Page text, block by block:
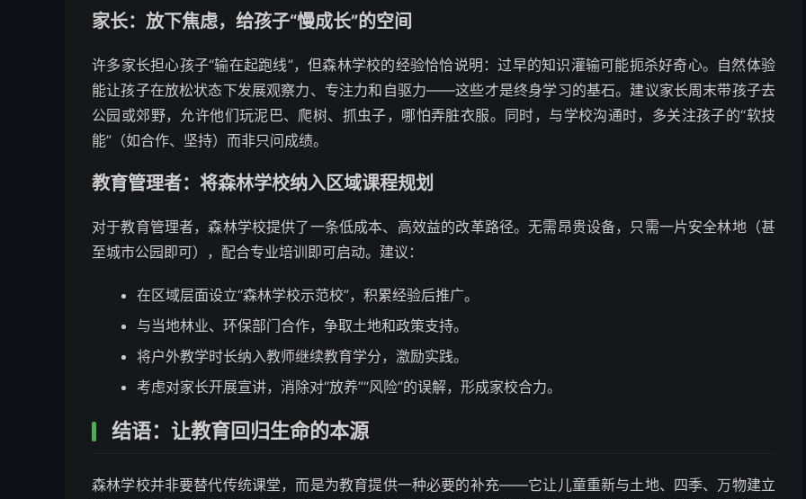
家长：放下焦虑，给孩子“慢成长”的空间
许多家长担心孩子“输在起跑线”，但森林学校的经验恰恰说明：过早的知识灌输可能扼杀好奇心。自然体验
能让孩子在放松状态下发展观察力、专注力和自驱力——这些才是终身学习的基石。建议家长周末带孩子去
公园或郊野，允许他们玩泥巴、爬树、抓虫子，哪怕弄脏衣服。同时，与学校沟通时，多关注孩子的“软技
能”（如合作、坚持）而非只问成绩。
教育管理者：将森林学校纳入区域课程规划
对于教育管理者，森林学校提供了一条低成本、高效益的改革路径。无需昂贵设备，只需一片安全林地（甚
至城市公园即可），配合专业培训即可启动。建议：
在区域层面设立“森林学校示范校”，积累经验后推广。
与当地林业、环保部门合作，争取土地和政策支持。
将户外教学时长纳入教师继续教育学分，激励实践。
考虑对家长开展宣讲，消除对“放养”“风险”的误解，形成家校合力。
结语：让教育回归生命的本源
森林学校并非要替代传统课堂，而是为教育提供一种必要的补充——它让儿童重新与土地、四季、万物建立